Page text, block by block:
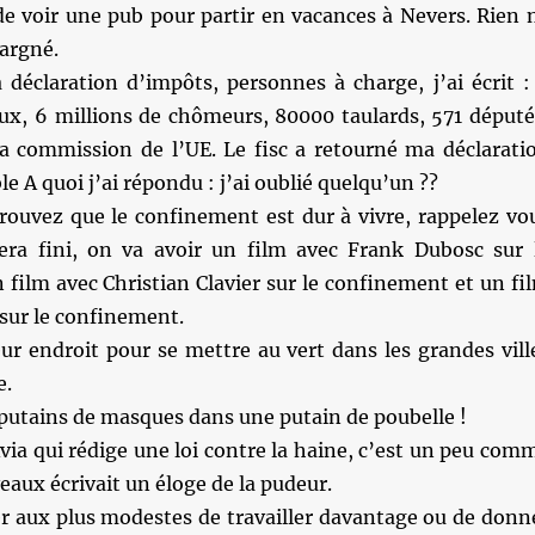
voir une pub pour partir en vacances à Nevers. Rien
d’impôts, personnes à charge, j’ai écrit
6 millions de chômeurs, 80000 taulards, 571
commission de l’UE. Le fisc a retourné ma
A quoi j’ai répondu : j’ai oublié quelqu’un ??
que le confinement est dur à vivre, rappelez
fini, on va avoir un film avec Frank Dubosc sur
film avec Christian Clavier sur le confinement et un
le confinement.
endroit pour se mettre au vert dans les grandes
de masques dans une putain de poubelle !
qui rédige une loi contre la haine, c’est un peu
écrivait un éloge de la pudeur.
aux plus modestes de travailler davantage ou de